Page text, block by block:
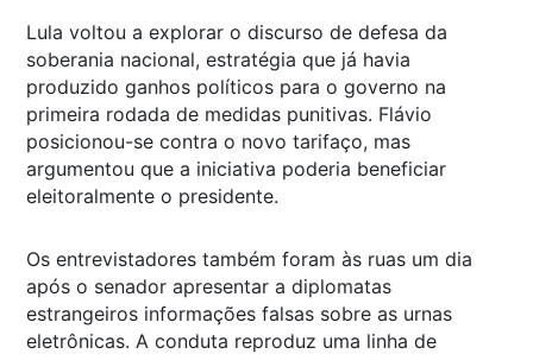
Lula voltou a explorar o discurso de defesa da
soberania nacional, estratégia que já havia
produzido ganhos políticos para o governo na
primeira rodada de medidas punitivas. Flávio
posicionou-se contra o novo tarifaço, mas
argumentou que a iniciativa poderia beneficiar
eleitoralmente o presidente.
Os entrevistadores também foram às ruas um dia
após o senador apresentar a diplomatas
estrangeiros informações falsas sobre as urnas
eletrônicas. A conduta reproduz uma linha de